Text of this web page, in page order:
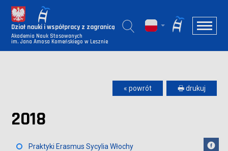
Dział nauki i współpracy z zagranicą
Akademia Nauk Stosowanych
im. Jana Amosa Komeńskiego w Lesznie
« powrót 🖶 drukuj
2018
Praktyki Erasmus Sycylia Włochy